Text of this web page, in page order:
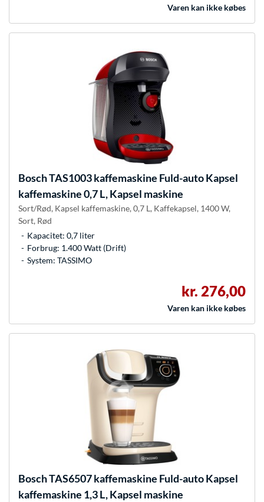
Varen kan ikke købes
BoschTAS1003 kaffemaskine Fuld-auto Kapsel
kaffemaskine 0,7 L, Kapsel maskine
Sort/Rød, Kapsel kaffemaskine, 0,7 L, Kaffekapsel, 1400 W,
Sort, Rød
Kapacitet: 0,7 liter
Forbrug: 1.400 Watt (Drift)
System: TASSIMO
kr. 276,00
Varen kan ikke købes
BoschTAS6507 kaffemaskine Fuld-auto Kapsel
kaffemaskine 1,3 L, Kapsel maskine